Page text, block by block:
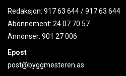
Redaksjon: 917 63 644/917 63 644
Abonnement: 24 07 70 57
Annonser: 901 27 006
Epost
post@byggmesteren.as